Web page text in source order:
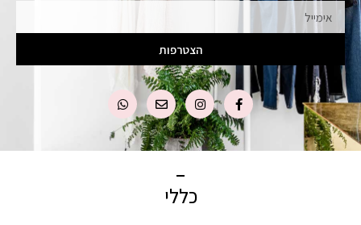
הצטרפות
כללי